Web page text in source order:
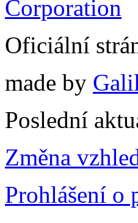
Oficiální
made by
Poslední
Změna
Prohlášení o